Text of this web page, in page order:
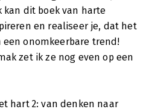
kan dit boek van harte
en realiseer je, dat het
onomkeerbare trend!
zet ik ze nog even op een
hart 2: van denken naar